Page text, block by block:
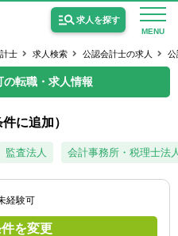
MENU
求人を探す
会計士の求人
法人の求人
士 求人検索 公認会計士の求人 公
転職・求人情報
に追加）
監査法人 会計事務所・税理士法
経験可
を変更